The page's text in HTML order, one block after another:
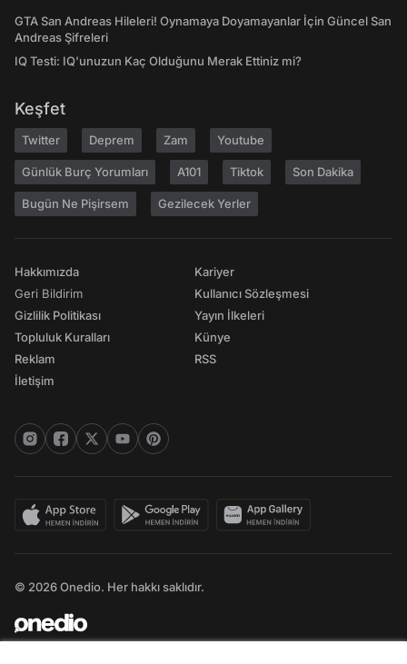
GTA San Andreas Hileleri! Oynamaya Doyamayanlar İçin Güncel San
Andreas Şifreleri
IQ Testi: IQ'unuzun Kaç Olduğunu Merak Ettiniz mi?
Keşfet
Twitter Deprem Zam Youtube
Günlük Burç Yorumları A101 Tiktok Son Dakika
Bugün Ne Pişirsem Gezilecek Yerler
Hakkımızda
Geri Bildirim
Gizlilik Politikası
Topluluk Kuralları
Reklam
İletişim
Kariyer
Kullanıcı Sözleşmesi
Yayın İlkeleri
Künye
RSS
© 2026 Onedio. Her hakkı saklıdır.